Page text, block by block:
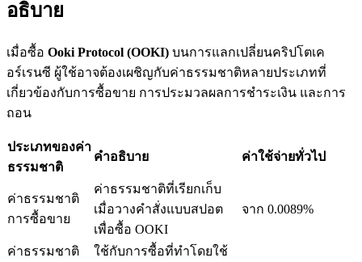
เงินกู้
อธิบาย
เมื่อซื้อ Ooki Protocol (OOKI) บนการแลกเปลี่ยนคริปโตเค
อร์เรนซี ผู้ใช้อาจต้องเผชิญกับค่าธรรมชาติหลายประเภทที่
เกี่ยวข้องกับการซื้อขาย การประมวลผลการชำระเงิน และการ
ถอน
ประเภทของค่า
ธรรมชาติ
คำอธิบาย ค่าใช้จ่ายทั่วไป
ค่าธรรมชาติ
การซื้อขาย
ค่าธรรมชาติที่เรียกเก็บ
เมื่อวางคำสั่งแบบสปอต
เพื่อซื้อ OOKI
จาก 0.0089%
ค่าธรรมชาติ
ใช้กับการซื้อที่ทำโดยใช้